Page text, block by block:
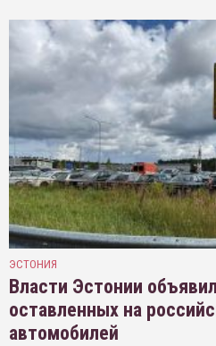
ЭСТОНИЯ
Власти Эстонии
оставленных на
автомобилей